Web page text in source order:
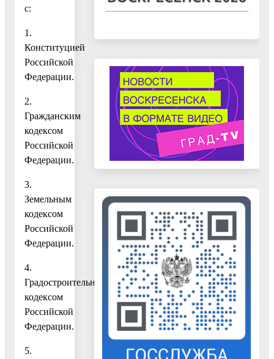
с:
1.
Конституцией
Российской
Федерации.
2.
Гражданским
кодексом
Российской
Федерации.
3.
Земельным
кодексом
Российской
Федерации.
4.
Градостроительным
кодексом
Российской
Федерации.
5.